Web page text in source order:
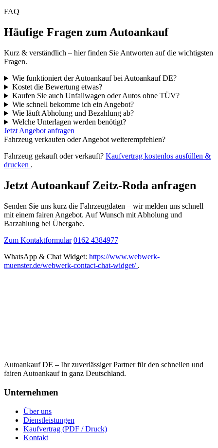
FAQ
Häufige Fragen zum Autoankauf
Kurz & verständlich – hier finden Sie Antworten auf die wichtigsten
Fragen.
Wie funktioniert der Autoankauf bei Autoankauf DE?
Kostet die Bewertung etwas?
Kaufen Sie auch Unfallwagen oder Autos ohne TÜV?
Wie schnell bekomme ich ein Angebot?
Wie läuft Abholung und Bezahlung ab?
Welche Unterlagen werden benötigt?
Jetzt Angebot anfragen
Fahrzeug verkaufen oder Angebot weiterempfehlen?
Fahrzeug gekauft oder verkauft? Kaufvertrag kostenlos ausfüllen &
drucken .
Jetzt Autoankauf Zeitz-Roda anfragen
Senden Sie uns kurz die Fahrzeugdaten – wir melden uns schnell
mit einem fairen Angebot. Auf Wunsch mit Abholung und
Barzahlung bei Übergabe.
Zum Kontaktformular 0162 4384977
WhatsApp & Chat Widget: https://www.webwerk-
muenster.de/webwerk-contact-chat-widget/ .
Autoankauf DE – Ihr zuverlässiger Partner für den schnellen und
fairen Autoankauf in ganz Deutschland.
Unternehmen
Über uns
Dienstleistungen
Kaufvertrag (PDF / Druck)
Kontakt